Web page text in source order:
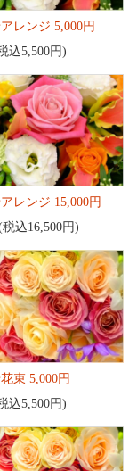
レンジ 5,000円
込5,500円)
レンジ 15,000円
税込16,500円)
束 5,000円
込5,500円)